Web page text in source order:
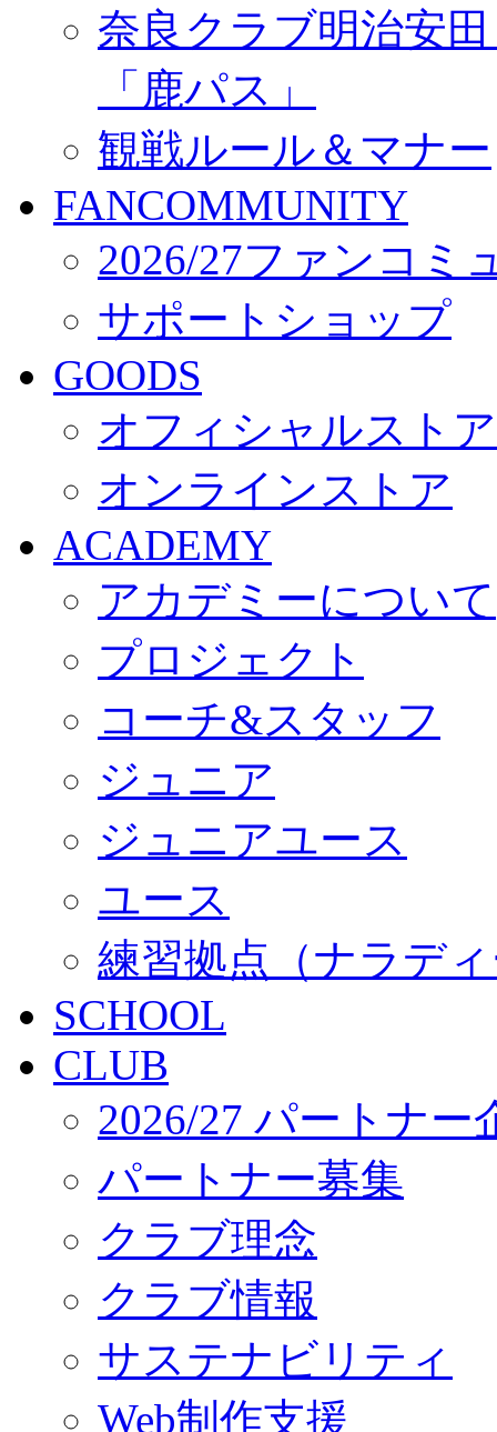
奈良クラブ明治安
「鹿パス」
観戦ルール＆マナー
FANCOMMUNITY
2026/27ファンコミ
サポートショップ
GOODS
オフィシャルスト
オンラインストア
ACADEMY
アカデミーについて
プロジェクト
コーチ&スタッフ
ジュニア
ジュニアユース
ユース
練習拠点（ナラデ
SCHOOL
CLUB
2026/27 パートナー
パートナー募集
クラブ理念
クラブ情報
サステナビリティ
Web制作支援